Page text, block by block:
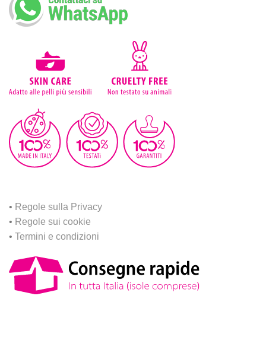
• Regole sulla Privacy
• Regole sui cookie
• Termini e condizioni